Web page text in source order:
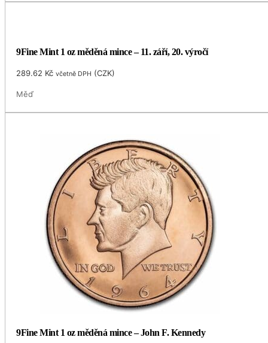
9Fine Mint 1 oz měděná mince – 11. září, 20. výročí
289.62 Kč včetně DPH (CZK)
Měď
9Fine Mint 1 oz měděná mince – John F. Kennedy